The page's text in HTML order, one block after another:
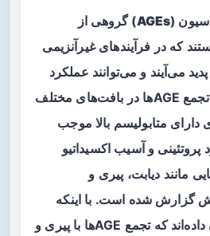
(
AGEs) گروهی از
که در فرآیندهای غیرآنزیمی
می‌آیند و می‌توانند عملکرد
سلولی را مختل کنند. تجمع AGEها در بافت‌های مختلف
متابولیسم بالا موجب
پروتئینی و آسیب اکسیداتیو
مانند دیابت، پیری و
گزارش شده است. با اینکه
برخی مطالعات نشان داده‌اند که تجمع AGEها با پیری و